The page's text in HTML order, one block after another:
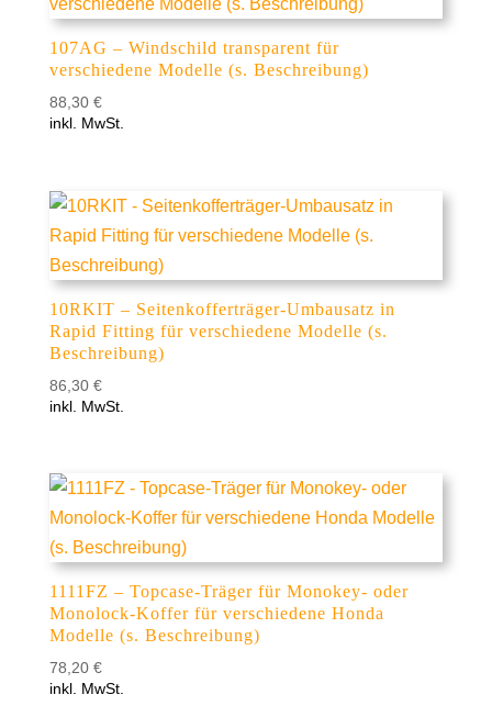
107AG – Windschild transparent für
verschiedene Modelle (s. Beschreibung)
88,30 €
inkl. MwSt.
10RKIT – Seitenkofferträger-Umbausatz in
Rapid Fitting für verschiedene Modelle (s.
Beschreibung)
86,30 €
inkl. MwSt.
1111FZ – Topcase-Träger für Monokey- oder
Monolock-Koffer für verschiedene Honda
Modelle (s. Beschreibung)
78,20 €
inkl. MwSt.